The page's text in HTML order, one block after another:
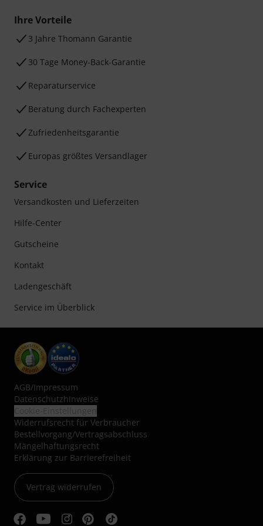
Ihre Vorteile
3 Jahre Thomann Garantie
30 Tage Money-Back-Garantie
Reparaturservice
Beratung durch Fachexperten
Zufriedenheitsgarantie
Europas größtes Versandlager
Service
Versandkosten und Lieferzeiten
Hilfe-Center
Gutscheine
Kontakt
Ladengeschäft
Service im Überblick
AGB/Impressum
Datenschutzhinweise
Widerrufsrecht für Verbraucher
Bestellvorgang/Vertragsabschluss
Mängelhaftungsrecht
Erklärung zur Barrierefreiheit
Vertrag widerrufen